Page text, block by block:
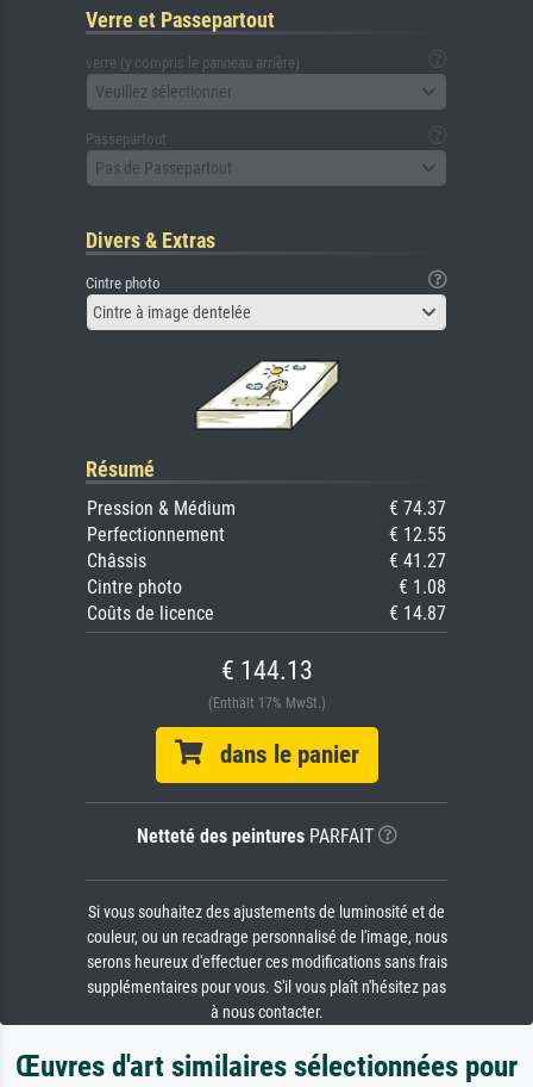
Verre et Passepartout
verre (y compris le panneau arrière)
Veuillez sélectionner
Passepartout
Pas de Passepartout
Divers & Extras
Cintre photo
Cintre à image dentelée
Résumé
Pression & Médium
€ 74.37
Perfectionnement
€ 12.55
Châssis
€ 41.27
Cintre photo
€ 1.08
Coûts de licence
€ 14.87
€ 144.13
(Enthält 17% MwSt.)
dans le panier
Netteté des peinturesPARFAIT
Si vous souhaitez des ajustements de luminosité et de
couleur, ou un recadrage personnalisé de l'image, nous
serons heureux d'effectuer ces modifications sans frais
supplémentaires pour vous. S'il vous plaît n'hésitez pas
à nous contacter.
Œuvres d'art similaires sélectionnées pour